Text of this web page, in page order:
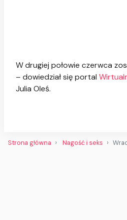
W drugiej połowie czerwca
– dowiedział się portal
Julia Oleś.
Strona główna Nagość i seks